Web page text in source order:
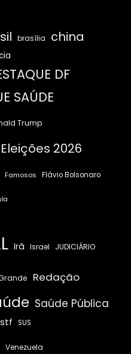
brasília china
DF
SAÚDE
Trump
Eleições 2026
Famosos Flávio Bolsonaro
Irã Israel JUDICIÁRIO
Redação
Saúde Pública
stf SUS
Venezuela